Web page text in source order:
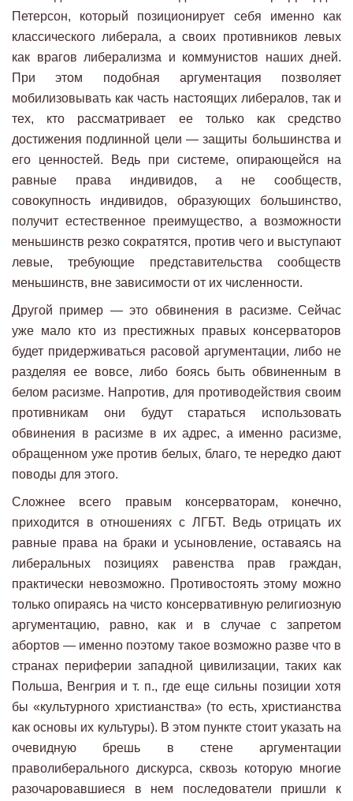
Петерсон, который позиционирует себя именно как
классического либерала, а своих противников левых
как врагов либерализма и коммунистов наших дней.
При этом подобная аргументация позволяет
мобилизовывать как часть настоящих либералов, так и
тех, кто рассматривает ее только как средство
достижения подлинной цели — защиты большинства и
его ценностей. Ведь при системе, опирающейся на
равные права индивидов, а не сообществ,
совокупность индивидов, образующих большинство,
получит естественное преимущество, а возможности
меньшинств резко сократятся, против чего и выступают
левые, требующие представительства сообществ
меньшинств, вне зависимости от их численности.
Другой пример — это обвинения в расизме. Сейчас
уже мало кто из престижных правых консерваторов
будет придерживаться расовой аргументации, либо не
разделяя ее вовсе, либо боясь быть обвиненным в
белом расизме. Напротив, для противодействия своим
противникам они будут стараться использовать
обвинения в расизме в их адрес, а именно расизме,
обращенном уже против белых, благо, те нередко дают
поводы для этого.
Сложнее всего правым консерваторам, конечно,
приходится в отношениях с ЛГБТ. Ведь отрицать их
равные права на браки и усыновление, оставаясь на
либеральных позициях равенства прав граждан,
практически невозможно. Противостоять этому можно
только опираясь на чисто консервативную религиозную
аргументацию, равно, как и в случае с запретом
абортов — именно поэтому такое возможно разве что в
странах периферии западной цивилизации, таких как
Польша, Венгрия и т. п., где еще сильны позиции хотя
бы «культурного христианства» (то есть, христианства
как основы их культуры). В этом пункте стоит указать на
очевидную брешь в стене аргументации
праволиберального дискурса, сквозь которую многие
разочаровавшиеся в нем последователи пришли к